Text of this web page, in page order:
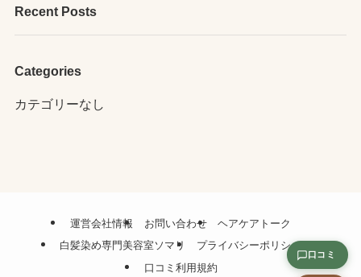
Recent Posts
Categories
カテゴリーなし
運営会社情報 お問い合わせ
ヘアケアトーク
白髪染め専門美容室ソマリ
プライバシーポリシー
口コミ利用規約
口コミ